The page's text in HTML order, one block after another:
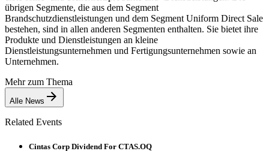
übrigen Segmente, die aus dem Segment
Brandschutzdienstleistungen und dem Segment Uniform Direct Sale
bestehen, sind in allen anderen Segmenten enthalten. Sie bietet ihre
Produkte und Dienstleistungen an kleine
Dienstleistungsunternehmen und Fertigungsunternehmen sowie an
Unternehmen.
Mehr zum Thema
Alle News
Related Events
Cintas Corp Dividend For CTAS.OQ